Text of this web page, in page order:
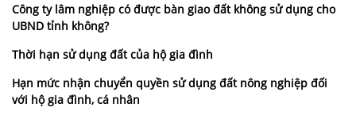
Công ty lâm nghiệp có được bàn giao đất không sử dụng cho
UBND tỉnh không?
Thời hạn sử dụng đất của hộ gia đình
Hạn mức nhận chuyển quyền sử dụng đất nông nghiệp đối
với hộ gia đình, cá nhân